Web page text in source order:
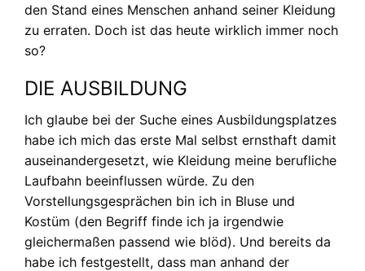
den Stand eines Menschen anhand seiner Kleidung
zu erraten. Doch ist das heute wirklich immer noch
so?
DIE AUSBILDUNG
Ich glaube bei der Suche eines Ausbildungsplatzes
habe ich mich das erste Mal selbst ernsthaft damit
auseinandergesetzt, wie Kleidung meine berufliche
Laufbahn beeinflussen würde. Zu den
Vorstellungsgesprächen bin ich in Bluse und
Kostüm (den Begriff finde ich ja irgendwie
gleichermaßen passend wie blöd). Und bereits da
habe ich festgestellt, dass man anhand der